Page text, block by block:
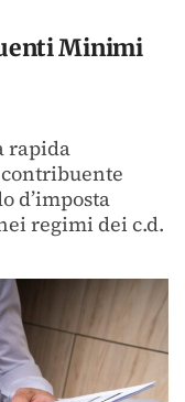
Minimi
rapida
d’imposta
regimi dei c.d.